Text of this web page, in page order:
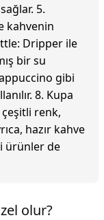
5.
kahvenin
Dripper ile
bir su
gibi
8. Kupa
renk,
hazır kahve
ürünler de
olur?